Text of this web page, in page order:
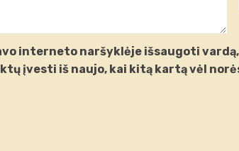
interneto naršyklėje išsaugoti
įvesti iš naujo, kai kitą kartą vėl